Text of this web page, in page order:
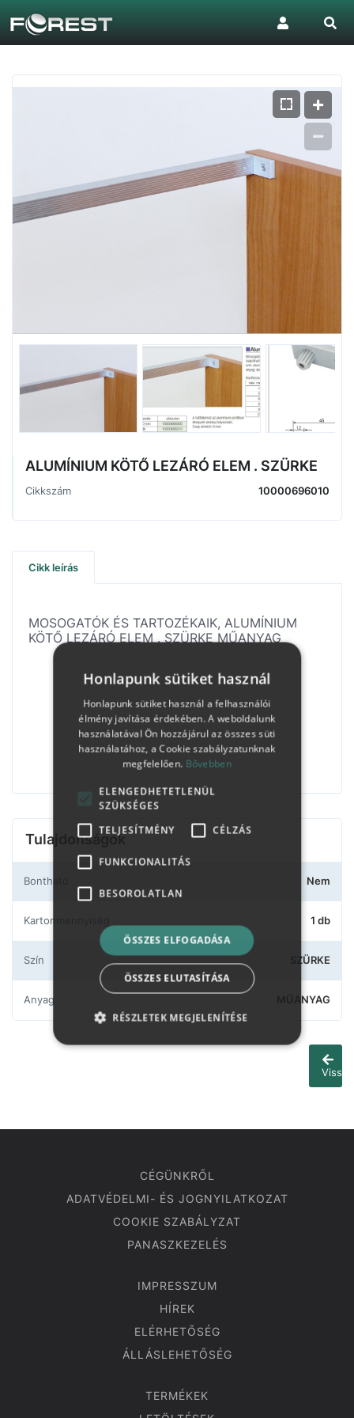
ALUMÍNIUM KÖTŐ LEZÁRÓ ELEM . SZÜRKE
Cikkszám 10000696010
Cikk leírás
MOSOGATÓK ÉS TARTOZÉKAIK, ALUMÍNIUM
KÖTŐ LEZÁRÓ ELEM . SZÜRKE MŰANYAG
Tulajdonságok
Bontható Nem
Kartonmennyiség 1 db
Szín SZÜRKE
Anyag MŰANYAG
Vissza
CÉGÜNKRŐL
ADATVÉDELMI- ÉS JOGNYILATKOZAT
COOKIE SZABÁLYZAT
PANASZKEZELÉS
IMPRESSZUM
HÍREK
ELÉRHETŐSÉG
ÁLLÁSLEHETŐSÉG
TERMÉKEK
Honlapunk sütiket használ
Honlapunk sütiket használ a felhasználói
élmény javítása érdekében. A weboldalunk
használatával Ön hozzájárul az összes süti
használatához, a Cookie szabályzatunknak
megfelelően. Bővebben
ELENGEDHETETLENÜL
SZÜKSÉGES
TELJESÍTMÉNY
CÉLZÁS
FUNKCIONALITÁS
BESOROLATLAN
ÖSSZES ELFOGADÁSA
ÖSSZES ELUTASÍTÁSA
RÉSZLETEK MEGJELENÍTÉSE